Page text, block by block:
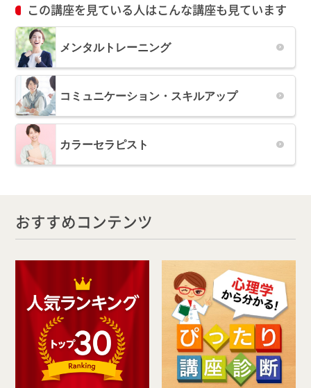
この講座を見ている人はこんな講座も見ています
メンタルトレーニング
コミュニケーション・スキルアップ
カラーセラピスト
おすすめコンテンツ